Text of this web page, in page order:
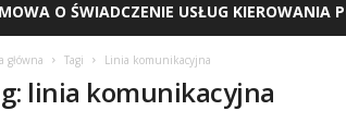
O ŚWIADCZENIE USŁUG KIEROWANIA
główna Tagi Linia komunikacyjna
linia komunikacyjna